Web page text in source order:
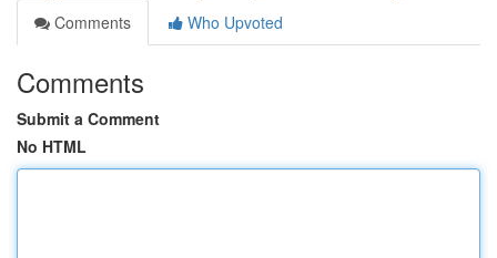
Comments
Who Upvoted
Comments
Submit a Comment
No HTML